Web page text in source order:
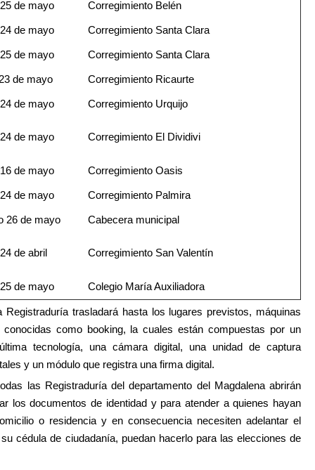
de mayo Corregimiento Belén
de mayo Corregimiento Santa Clara
de mayo Corregimiento Santa Clara
de mayo Corregimiento Ricaurte
de mayo Corregimiento Urquijo
de mayo Corregimiento El Dividivi
de mayo Corregimiento Oasis
de mayo Corregimiento Palmira
26 de mayo Cabecera municipal
de abril Corregimiento San Valentín
de mayo Colegio María Auxiliadora
trasladará hasta los lugares previstos, máquinas
como booking, la cuales están compuestas por un
tecnología, una cámara digital, una unidad de captura
y un módulo que registra una firma digital.
las Registraduría del departamento del Magdalena abrirán
los documentos de identidad y para atender a quienes hayan
o residencia y en consecuencia necesiten adelantar el
cédula de ciudadanía, puedan hacerlo para las elecciones de